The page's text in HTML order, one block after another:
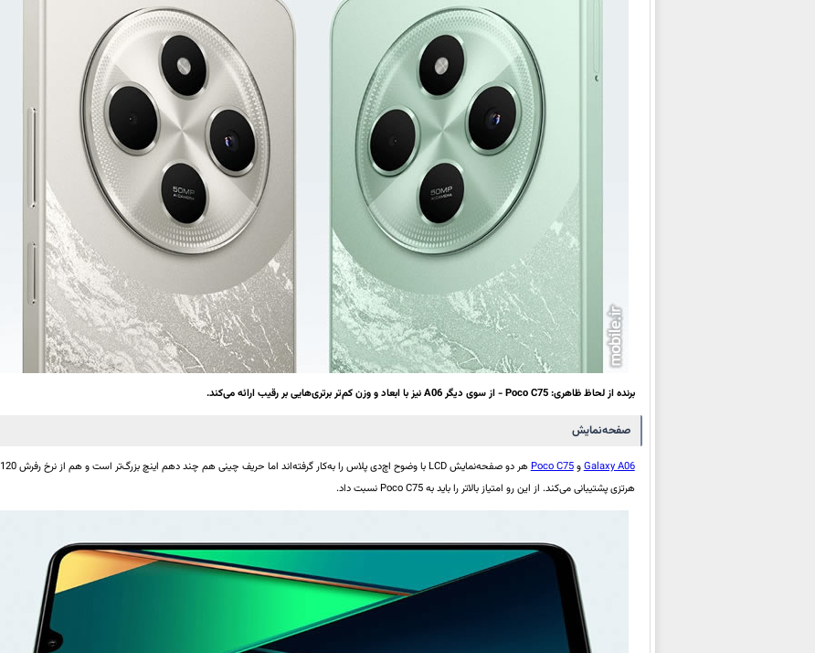
برنده از لحاظ ظاهری: Poco C75 - از سوی دیگر A06 نیز با ابعاد و وزن کم‌تر برتری‌هایی بر رقیب ارائه می‌کند.
صفحه‌نمایش
Galaxy A06وPoco C75
هر دو صفحه‌نمایش LCD‌ با وضوح اچ‌دی پلاس را به‌کار گرفته‌اند اما حریف چینی هم چند دهم اینچ بزرگ‌تر است و هم از نرخ رفرش 120
هرتزی پشتیبانی می‌کند. از این رو امتیاز بالاتر را باید به Poco C75 نسبت داد.